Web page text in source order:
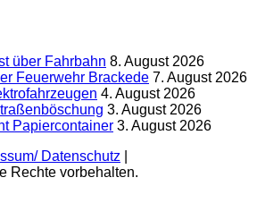
über Fahrbahn 8. August 2026
Feuerwehr Brackede 7. August 2026
4. August 2026
3. August 2026
Papiercontainer 3. August 2026
Datenschutz
Rechte vorbehalten.